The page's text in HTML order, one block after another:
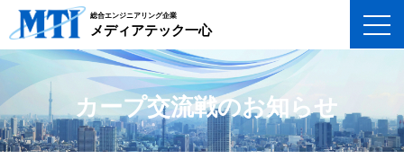
総合エンジニアリング企業
メディアテック一心
カープ交流戦のお知らせ